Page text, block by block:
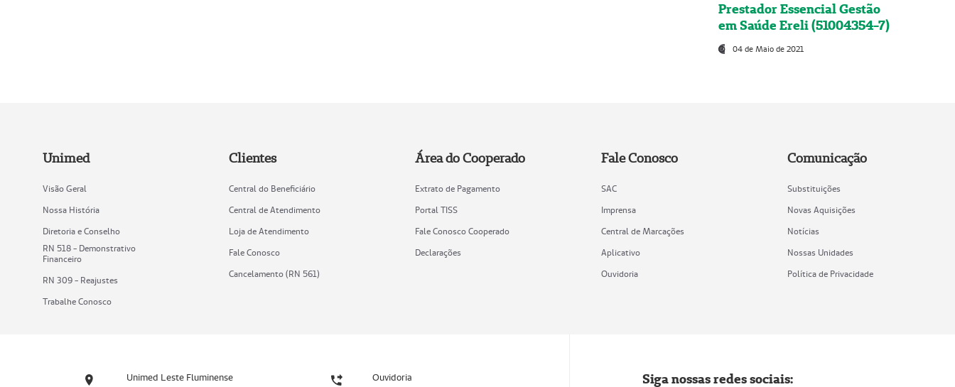
Prestador Essencial Gestão
em Saúde Ereli (51004354-7)
04 de Maio de 2021
Unimed
Visão Geral
Nossa História
Diretoria e Conselho
RN 518 - Demonstrativo
Financeiro
RN 309 - Reajustes
Trabalhe Conosco
Clientes
Central do Beneficiário
Central de Atendimento
Loja de Atendimento
Fale Conosco
Cancelamento (RN 561)
Área do Cooperado
Extrato de Pagamento
Portal TISS
Fale Conosco Cooperado
Declarações
Fale Conosco
SAC
Imprensa
Central de Marcações
Aplicativo
Ouvidoria
Comunicação
Substituições
Novas Aquisições
Notícias
Nossas Unidades
Política de Privacidade
Unimed Leste Fluminense Ouvidoria Siga nossas redes sociais: